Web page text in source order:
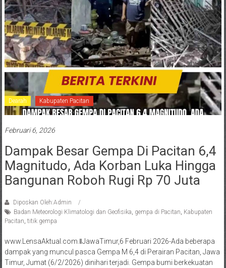
Dearah Kabupaten Pacitan
Februari 6, 2026
Dampak Besar Gempa Di Pacitan 6,4
Magnitudo, Ada Korban Luka Hingga
Bangunan Roboh Rugi Rp 70 Juta
Diposkan Oleh:Admin
Badan Meteorologi Klimatologi dan Geofisika gempa di Pacitan Kabupaten
Pacitan titik gempa
www.LensaAktual.com.ǁJawaTimur,6 Februari 2026-Ada beberapa
dampak yang muncul pasca Gempa M 6,4 di Perairan Pacitan, Jawa
Timur, Jumat (6/2/2026) dinihari terjadi. Gempa bumi berkekuatan